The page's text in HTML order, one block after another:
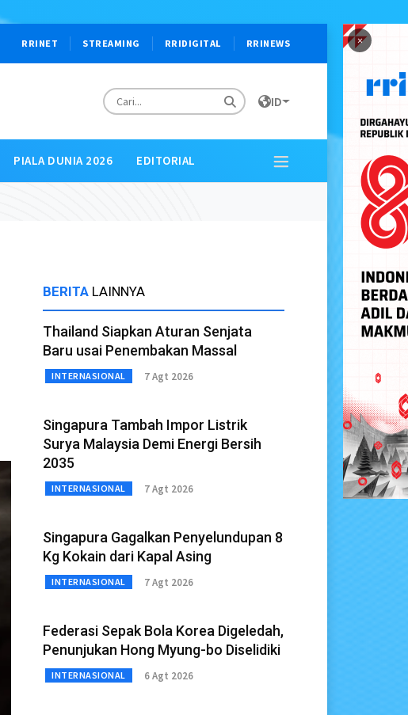
×
RRINET STREAMING RRIDIGITAL RRINEWS
ID
PIALA DUNIA 2026 EDITORIAL
BERITA LAINNYA
Thailand Siapkan Aturan Senjata
Baru usai Penembakan Massal
INTERNASIONAL 7 Agt 2026
Singapura Tambah Impor Listrik
Surya Malaysia Demi Energi Bersih
2035
INTERNASIONAL 7 Agt 2026
Singapura Gagalkan Penyelundupan 8
Kg Kokain dari Kapal Asing
INTERNASIONAL 7 Agt 2026
Federasi Sepak Bola Korea Digeledah,
Penunjukan Hong Myung-bo Diselidiki
INTERNASIONAL 6 Agt 2026